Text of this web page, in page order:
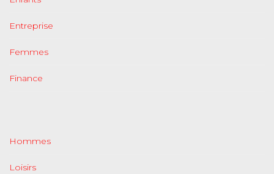
Entreprise
Femmes
Finance
Hommes
Loisirs